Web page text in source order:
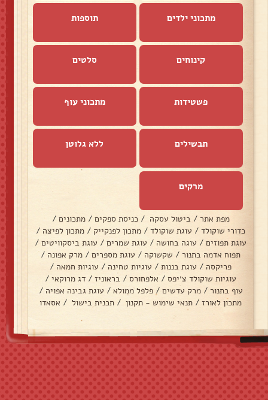
מתכוני ילדים תוספות
קינוחים סלטים
פשטידות מתכוני עוף
תבשילים ללא גלוטן
מרקים
מפת אתר / ביטול עסקה / כניסת ספקים / מתכונים /
כדורי שוקולד / עוגת שוקולד / מתכון לפנקייק / מתכון לפיצה /
עוגת תפוזים / עוגה בחושה / עוגת שמרים / עוגת ביסקוויטים /
תפוח אדמה בתנור / שקשוקה / עוגת מספרים / מרק אפונה /
פריקסה / עוגת בננות / עוגיות טחינה / עוגיות חמאה /
עוגיות שוקולד צ׳יפס / אלפחורס / בראוניז / דג מרוקאי /
עוף בתנור / מרק עדשים / פלפל ממולא / עוגת גבינה אפויה /
מתכון לאורז / תנאי שימוש - תקנון / תכנית בישול / אסאדו